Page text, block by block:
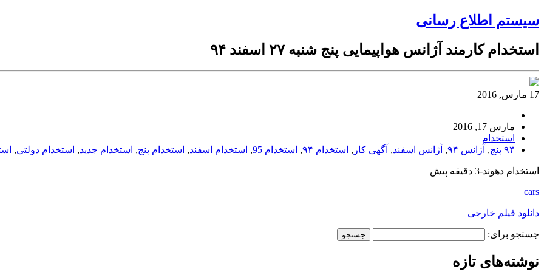
سیستم اطلاع رسانی
استخدام کارمند آژانس هواپیمایی پنج شنبه ۲۷ اسفند ۹۴
17 مارس, 2016
مارس 17, 2016
استخدام
۹۴ پنج
, آژانس ۹۴ , آژانس اسفند, آگهی کار , استخدام ۹۴ , استخدام 95 , استخدام اسفند, استخدام پنج, استخدام جدید, استخدام دولتی,
استخدام دهوند-3 دقیقه پیش
cars
دانلود فیلم خارجی
جستجو برای:
نوشته‌های تازه